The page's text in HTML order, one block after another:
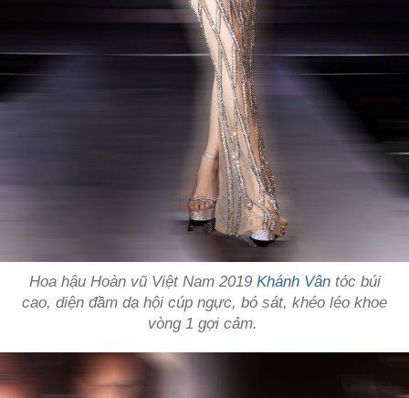
Hoa hậu Hoàn vũ Việt Nam 2019 Khánh Vântóc búi
cao, diện đầm dạ hội cúp ngực, bó sát, khéo léo khoe
vòng 1 gợi cảm.